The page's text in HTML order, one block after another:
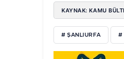
KAYNAK: KAMU
# ŞANLIURFA #